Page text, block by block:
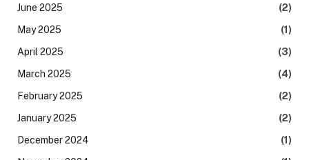
June 2025
(2)
May 2025
(1)
April 2025
(3)
March 2025
(4)
February 2025
(2)
January 2025
(2)
December 2024
(1)